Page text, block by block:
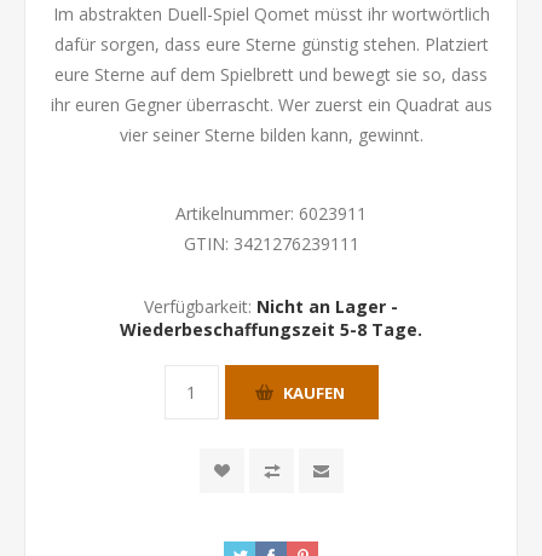
Im abstrakten Duell-Spiel Qomet müsst ihr wortwörtlich
dafür sorgen, dass eure Sterne günstig stehen. Platziert
eure Sterne auf dem Spielbrett und bewegt sie so, dass
ihr euren Gegner überrascht. Wer zuerst ein Quadrat aus
vier seiner Sterne bilden kann, gewinnt.
Artikelnummer: 6023911
GTIN: 3421276239111
Verfügbarkeit: Nicht an Lager -
Wiederbeschaffungszeit 5-8 Tage.
KAUFEN